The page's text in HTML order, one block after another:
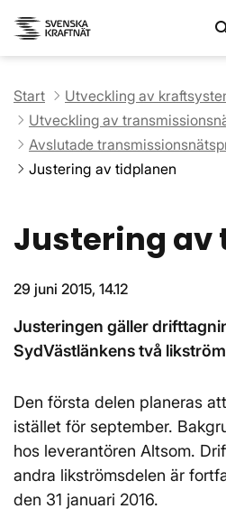
Start
Utveckling av
Utveckling av
Avslutade
Justering av tidplanen
Justering av
29 juni 2015, 14.12
Justeringen gäller
SydVästlänkens två
Den första delen planeras
istället för september.
hos leverantören Altsom.
andra likströmsdelen är
den 31 januari 2016.